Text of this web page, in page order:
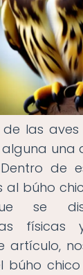
de las
una
de
al búho
se
físicas
artículo,
búho